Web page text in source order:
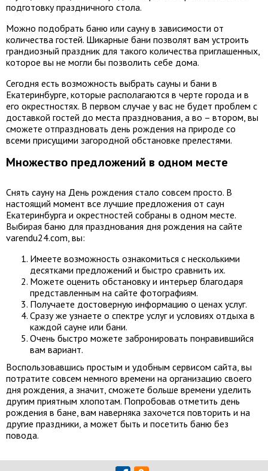
подготовку праздничного стола.
Можно подобрать баню или сауну в зависимости от
количества гостей. Шикарные бани позволят вам устроить
грандиозный праздник для такого количества приглашенных,
которое вы не могли бы позволить себе дома.
Сегодня есть возможность выбрать сауны и бани в
Екатеринбурге, которые располагаются в черте города и в
его окрестностях. В первом случае у вас не будет проблем с
доставкой гостей до места празднования, а во – втором, вы
сможете отпраздновать день рождения на природе со
всеми присущими загородной обстановке прелестями.
Множество предложений в одном месте
Снять сауну на День рождения стало совсем просто. В
настоящий момент все лучшие предложения от саун
Екатеринбурга и окрестностей собраны в одном месте.
Выбирая баню для празднования дня рождения на сайте
varendu24.com, вы:
Имеете возможность ознакомиться с несколькими
десятками предложений и быстро сравнить их.
Можете оценить обстановку и интерьер благодаря
представленным на сайте фотографиям.
Получаете достоверную информацию о ценах услуг.
Сразу же узнаете о спектре услуг и условиях отдыха в
каждой сауне или бани.
Очень быстро можете забронировать понравившийся
вам вариант.
Воспользовавшись простым и удобным сервисом сайта, вы
потратите совсем немного времени на организацию своего
дня рождения, а значит, сможете больше времени уделить
другим приятным хлопотам. Попробовав отметить день
рождения в бане, вам наверняка захочется повторить и на
другие праздники, а может быть и посетить баню без
повода.